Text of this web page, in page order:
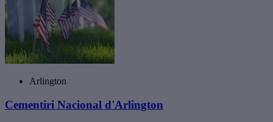
Arlington
Cementiri Nacional d'Arlington